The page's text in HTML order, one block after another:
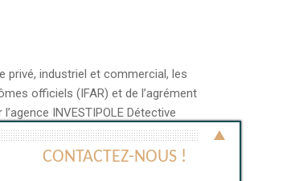
CONTACTEZ-NOUS !
privé, industriel et commercial, les
officiels (IFAR) et de l’agrément
INVESTIPOLE Détective
française.
pourra servir à toute négociation
ou professionnelle.